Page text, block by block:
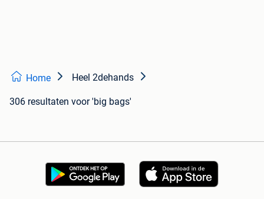
Home Heel 2dehands
306 resultaten voor 'big bags'